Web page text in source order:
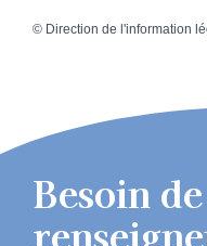
© Direction de l'information
Besoin de